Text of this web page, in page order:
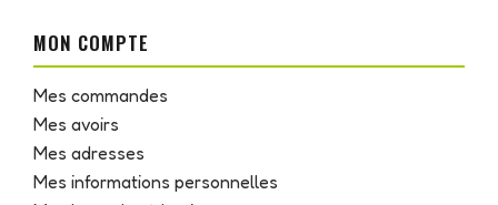
MON COMPTE
Mes commandes
Mes avoirs
Mes adresses
Mes informations personnelles